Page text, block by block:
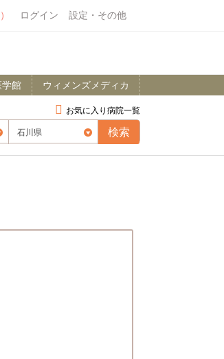
ログイン 設定・その他
ウィメンズメディカ
学館
お気に入り病院一覧